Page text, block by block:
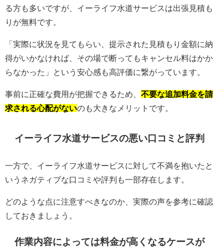
る方も多いですが、イーライフ水道サービスは出張見積も
りが無料です。
「実際に状況を見てもらい、提示された見積もり金額に納
得がいかなければ、その場で断ってもキャンセル料はかか
らなかった」という安心感も高評価に繋がっています。
事前に正確な費用が把握できるため、 不要な追加料金を請
求される心配がないのも大きなメリットです。
イーライフ水道サービスの悪い口コミと評判
一方で、イーライフ水道サービスに対して不満を抱いたと
いうネガティブな口コミや評判も一部存在します。
どのような点に注意すべきなのか、実際の声を参考に確認
しておきましょう。
作業内容によっては料金が高くなるケースが